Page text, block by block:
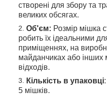
створені для збору та
великих обсягах.
Об'єм: Розмір мішка
робить їх ідеальними
приміщеннях, на
майданчиках або інших
відходів.
Кількість в упаковці
5 мішків.